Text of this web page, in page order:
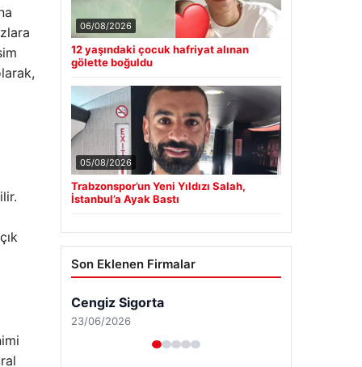
06/08/2026
12 yaşındaki çocuk hafriyat alınan
gölette boğuldu
05/08/2026
Trabzonspor’un Yeni Yıldızı Salah,
İstanbul’a Ayak Bastı
Son Eklenen Firmalar